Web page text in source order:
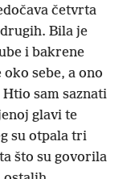
četvrta
Bila je
i bakrene
sebe, a ono
Htio sam saznati
glavi te
su otpala tri
što su govorila